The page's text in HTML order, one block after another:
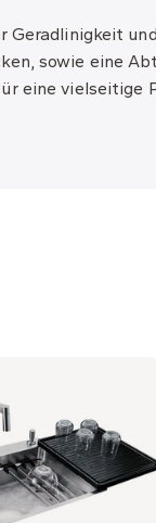
Geradlinigkeit
sowie eine
eine vielseitige